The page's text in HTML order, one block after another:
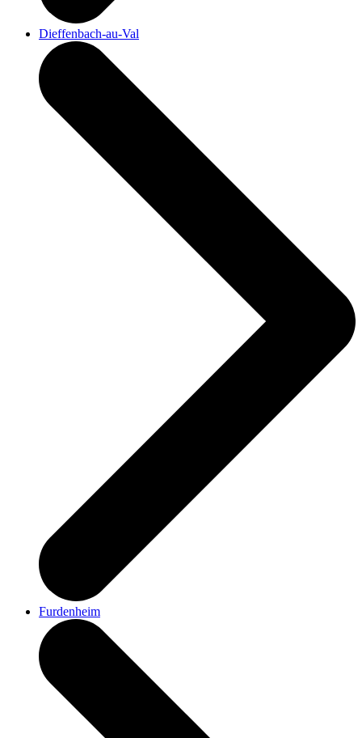
Dieffenbach-au-Val
Furdenheim